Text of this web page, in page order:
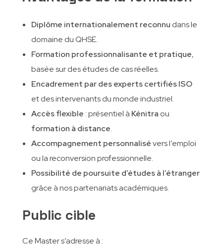
Diplôme internationalement reconnu dans le
domaine du QHSE.
Formation professionnalisante et pratique,
basée sur des études de cas réelles.
Encadrement par des experts certifiés ISO
et des intervenants du monde industriel.
Accès flexible : présentiel à Kénitra ou
formation à distance.
Accompagnement personnalisévers l’emploi
ou la reconversion professionnelle.
Possibilité de poursuite d’études à l’étranger
grâce à nos partenariats académiques.
Public cible
Ce Master s’adresse à :